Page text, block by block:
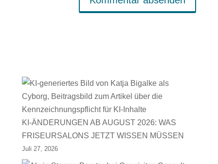
KI-ÄNDERUNGEN AB AUGUST 2026: WAS
FRISEURSALONS JETZT WISSEN MÜSSEN
Juli 27, 2026